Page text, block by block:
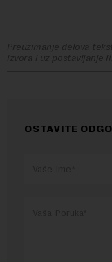
Preuzimanje delova
izvora i uz postavljanje
OSTAVITE